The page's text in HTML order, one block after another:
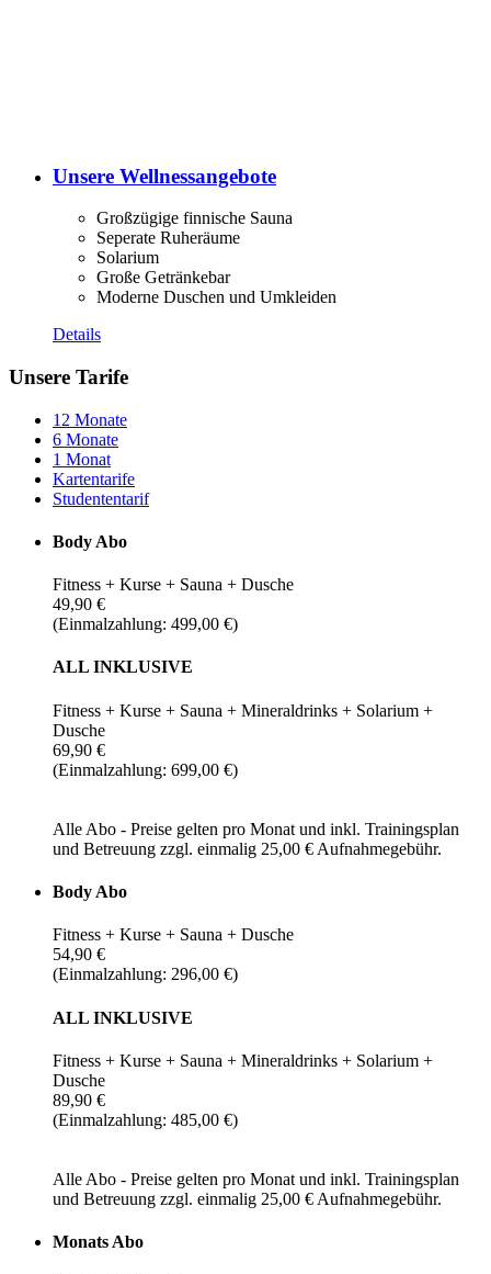
Unsere Wellnessangebote
Großzügige finnische Sauna
Seperate Ruheräume
Solarium
Große Getränkebar
Moderne Duschen und Umkleiden
Details
Unsere Tarife
12 Monate
6 Monate
1 Monat
Kartentarife
Studententarif
Body Abo
Fitness + Kurse + Sauna + Dusche
49,90 €
(Einmalzahlung: 499,00 €)
ALL INKLUSIVE
Fitness + Kurse + Sauna + Mineraldrinks + Solarium +
Dusche
69,90 €
(Einmalzahlung: 699,00 €)
Alle Abo - Preise gelten pro Monat und inkl. Trainingsplan
und Betreuung zzgl. einmalig 25,00 € Aufnahmegebühr.
Body Abo
Fitness + Kurse + Sauna + Dusche
54,90 €
(Einmalzahlung: 296,00 €)
ALL INKLUSIVE
Fitness + Kurse + Sauna + Mineraldrinks + Solarium +
Dusche
89,90 €
(Einmalzahlung: 485,00 €)
Alle Abo - Preise gelten pro Monat und inkl. Trainingsplan
und Betreuung zzgl. einmalig 25,00 € Aufnahmegebühr.
Monats Abo